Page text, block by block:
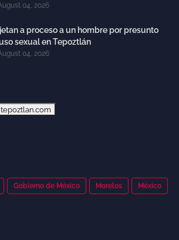
04, 2026
a proceso a un hombre por presunto
sexual en Tepoztlán
04, 2026
Gobierno de México Morelos México